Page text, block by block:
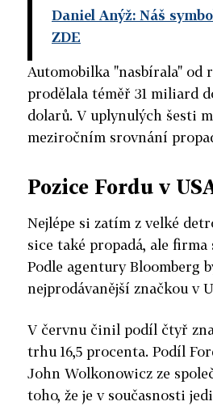
Daniel Anýž: Náš
ZDE
Automobilka "nasbírala"
prodělala téměř 31 miliard
dolarů. V uplynulých šesti
meziročním srovnání
Pozice Fordu v
Nejlépe si zatím z velké
sice také propadá, ale
Podle agentury Bloomberg
nejprodávanější značkou v
V červnu činil podíl čtyř
trhu 16,5 procenta. Podíl
John Wolkonowicz ze
toho, že je v současnosti